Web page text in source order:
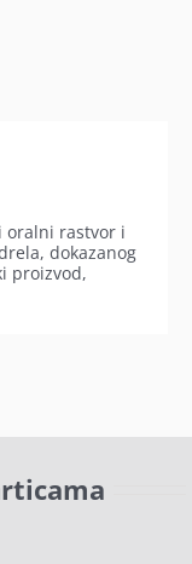
oralni rastvor i
dokazanog
proizvod,